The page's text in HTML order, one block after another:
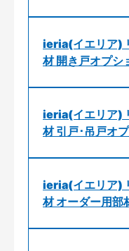
ieria(イエリア)
材 開き戸オプシ
ieria(イエリア)
材 引戸･吊戸オ
ieria(イエリア)
材 オーダー用部